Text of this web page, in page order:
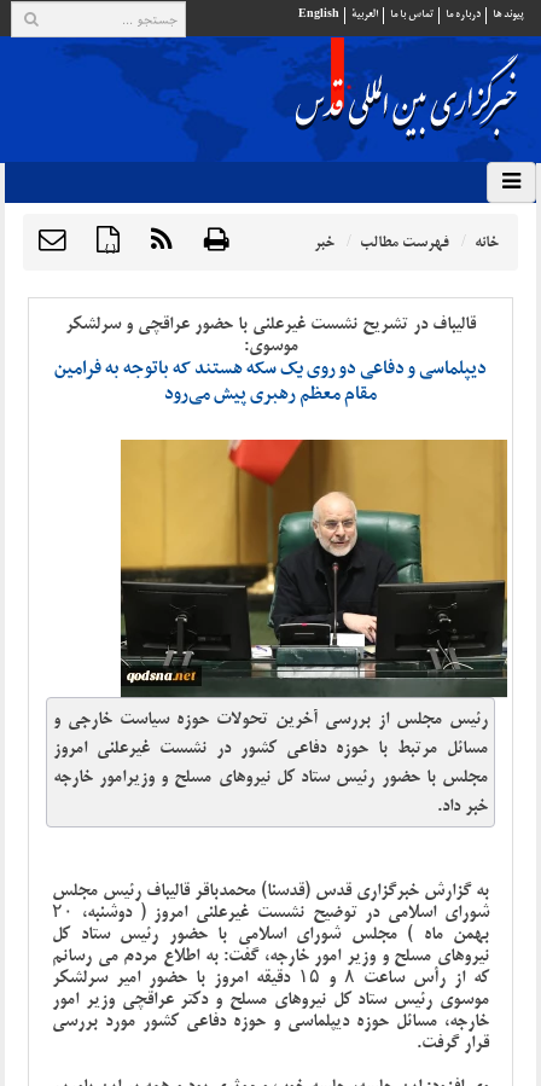
پيوند ها درباره ما تماس با ما العربية English
{ } خانه فهرست مطالب خبر
قالیباف در تشریح نشست غیرعلنی با حضور عراقچی و سرلشکر
موسوی:
دیپلماسی و دفاعی دو روی یک سکه هستند که باتوجه به فرامین
مقام معظم رهبری پیش می‌رود
رئیس مجلس از بررسی آخرین تحولات حوزه سیاست خارجی و
مسائل مرتبط با حوزه دفاعی کشور در نشست غیرعلنی امروز
مجلس با حضور رئیس ستاد کل نیروهای مسلح و وزیرامور خارجه
خبر داد.
به گزارش خبرگزاری قدس (قدسنا) محمدباقر قالیباف رئیس مجلس
شورای اسلامی در توضیح نشست غیرعلنی امروز ( دوشنبه، ۲۰
بهمن ماه ) مجلس شورای اسلامی با حضور رئیس ستاد کل
نیروهای مسلح و وزیر امور خارجه، گفت: به اطلاع مردم می رسانم
که از رأس ساعت ۸ و ۱۵ دقیقه امروز با حضور امیر سرلشکر
موسوی رئیس ستاد کل نیروهای مسلح و دکتر عراقچی وزیر امور
خارجه، مسائل حوزه دیپلماسی و حوزه دفاعی کشور مورد بررسی
قرار گرفت.